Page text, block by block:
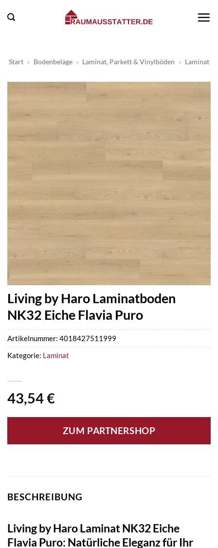
Inhalt
Start » Bodenbeläge » Laminat, Parkett & Vinylböden » Laminat
Living by Haro Laminatboden
NK32 Eiche Flavia Puro
43,54€
ZUM PARTNERSHOP
Artikelnummer: 4018427511999
Kategorie: Laminat
BESCHREIBUNG
Living by Haro Laminat NK32 Eiche
Flavia Puro: Natürliche Eleganz für Ihr